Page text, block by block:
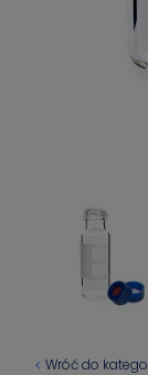
Wróć do